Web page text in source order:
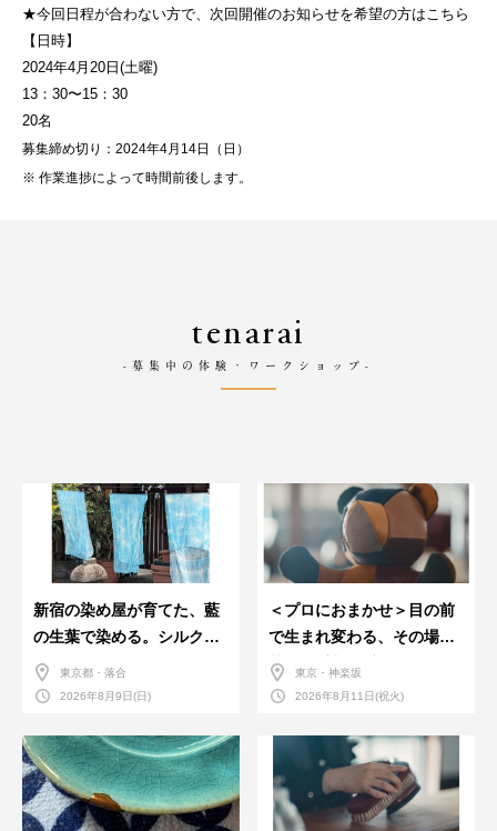
★今回日程が合わない方で、次回開催のお知らせを希望の方はこちら
【日時】
2024年4月20日(土曜)
13：30〜15：30
20名
募集締め切り：2024年4月14日（日）
※ 作業進捗によって時間前後します。
tenarai
-募集中の体験・ワークショップ-
新宿の染め屋が育てた、藍
の生葉で染める。シルクの
ストール
東京都・落合
2026年8月9日(日)
＜プロにおまかせ＞目の前
で生まれ変わる、その場で
革のお手入れ受付会。
東京・神楽坂
2026年8月11日(祝火)